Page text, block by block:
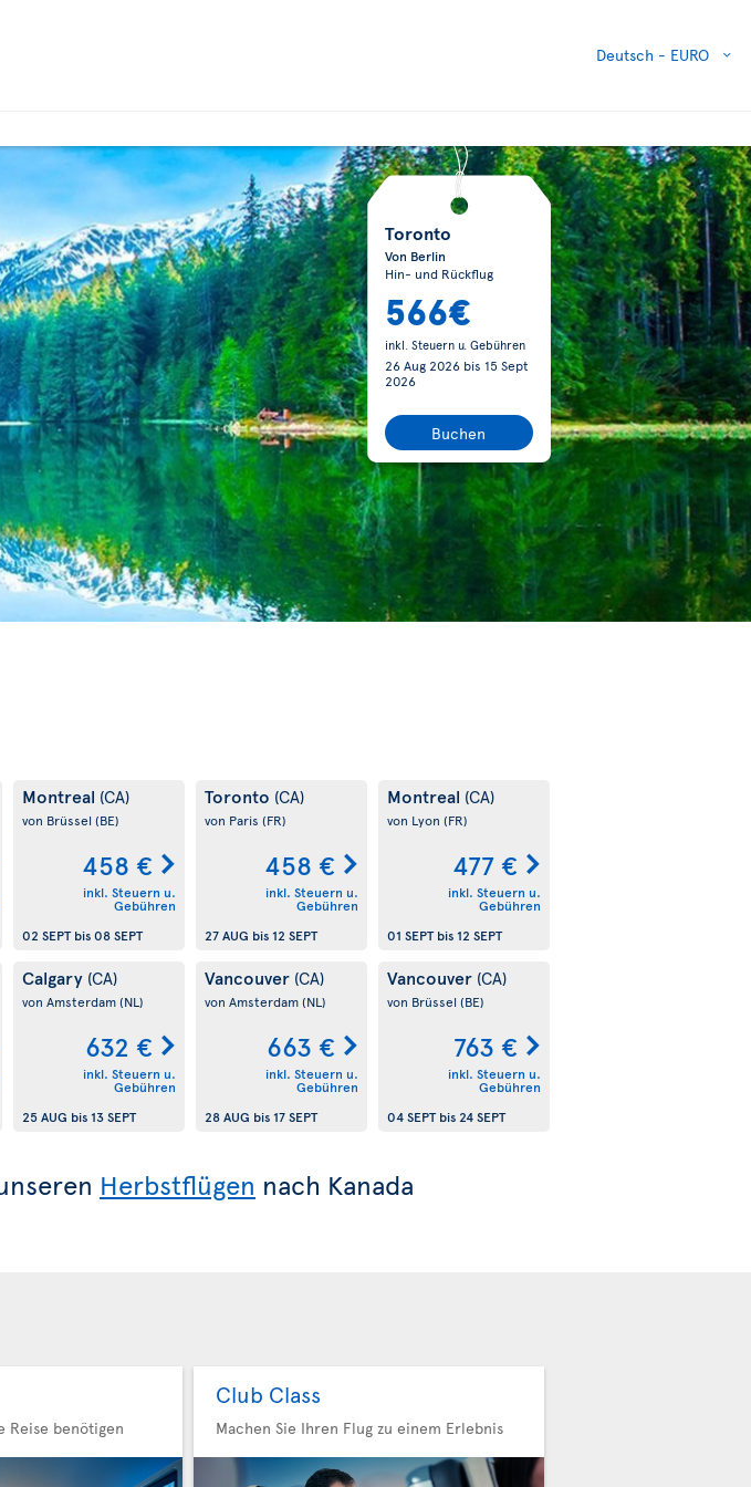
Deutsch - EURO
Toronto
Von Berlin
Hin- und Rückflug
566€
inkl. Steuern u. Gebühren
26 Aug 2026bis 15 Sept
2026
Buchen
Montreal (CA)
von Brüssel (BE)
458 €
inkl. Steuern u.
Gebühren
02 SEPTbis08 SEPT
Toronto (CA)
von Paris (FR)
458 €
inkl. Steuern u.
Gebühren
27 AUG bis 12 SEPT
Montreal (CA)
von Lyon (FR)
477 €
inkl. Steuern u.
Gebühren
01 SEPTbis 12 SEPT
Calgary (CA)
von Amsterdam(NL)
632 €
inkl. Steuern u.
Gebühren
25 AUG bis 13 SEPT
Vancouver (CA)
von Amsterdam(NL)
663 €
inkl. Steuern u.
Gebühren
28 AUG bis 17 SEPT
Vancouver (CA)
von Brüssel (BE)
763 €
inkl. Steuern u.
Gebühren
04 SEPTbis24 SEPT
Herbstflügen nach Kanada
Reise benötigen
Club Class
Machen Sie Ihren Flug zu einem Erlebnis